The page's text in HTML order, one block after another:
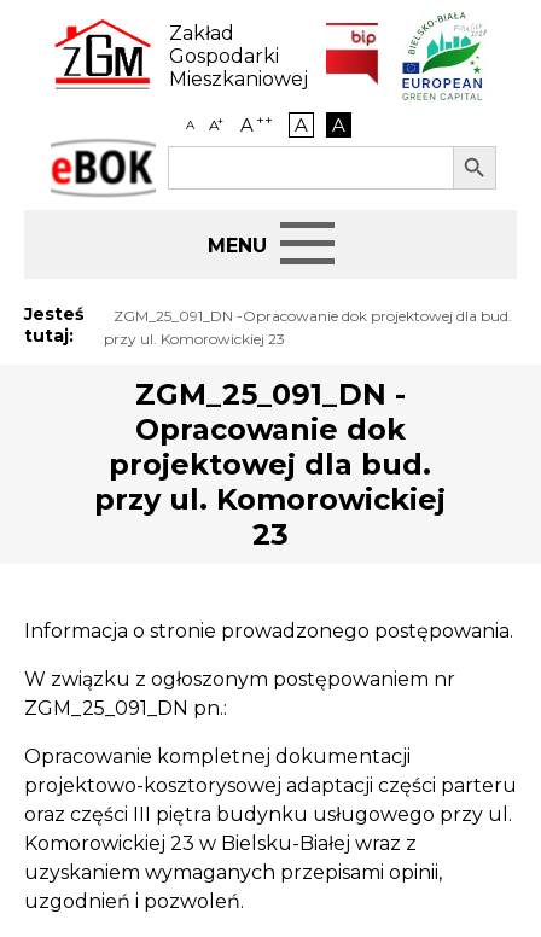
content
Zakład
Gospodarki
Mieszkaniowej
A A+ A++ A A
eBOK
Search
Search Button
Jak załatwić sprawę
Najem i dzierżawa
Opłaty i rozliczenia
Remonty budynków
Prawo
Nowości
Jesteś
tutaj:
ZGM_25_091_DN -Opracowanie dok projektowej dla bud.
przy ul. Komorowickiej 23
ZGM_25_091_DN -
Opracowanie dok
projektowej dla bud.
przy ul. Komorowickiej
23
Informacja o stronie prowadzonego postępowania.
W związku z ogłoszonym postępowaniem nr
ZGM_25_091_DN pn.:
Opracowanie kompletnej dokumentacji
projektowo-kosztorysowej adaptacji części parteru
oraz części III piętra budynku usługowego przy ul.
Komorowickiej 23 w Bielsku-Białej wraz z
uzyskaniem wymaganych przepisami opinii,
uzgodnień i pozwoleń.